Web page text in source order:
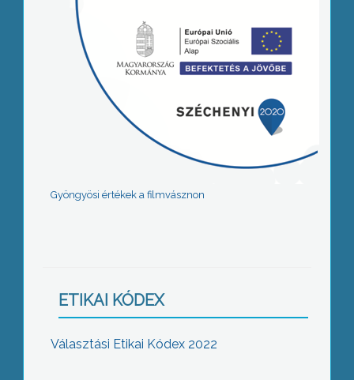
Gyöngyösi értékek a filmvásznon
ETIKAI KÓDEX
Választási Etikai Kódex 2022